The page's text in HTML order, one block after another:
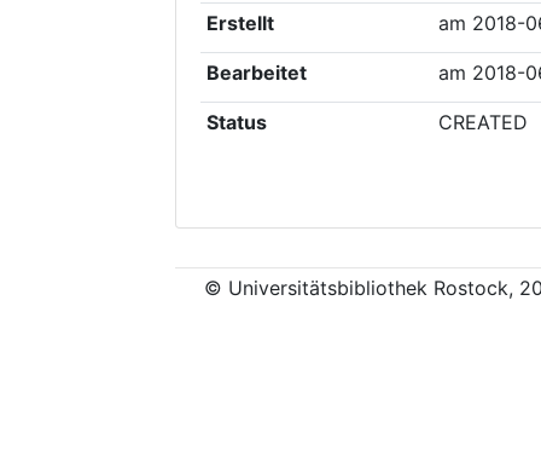
Erstellt
am 2018-
Bearbeitet am 2018-
Status CREATED
© Universitätsbibliothek Rostock,